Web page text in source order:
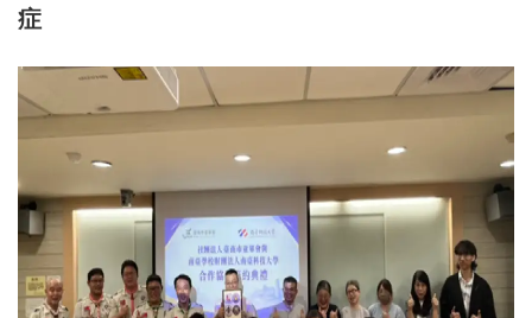
症